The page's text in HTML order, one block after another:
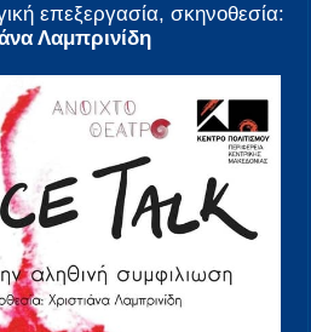
επεξεργασία, σκηνοθεσία:
Λαμπρινίδη